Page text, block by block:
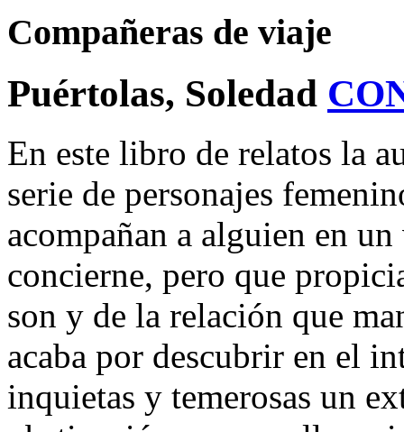
Compañeras de viaje
Puértolas, Soledad
En este libro de relatos la
serie de personajes
acompañan a alguien en
concierne, pero que
son y de la relación que
acaba por descubrir en el
inquietas y temerosas un